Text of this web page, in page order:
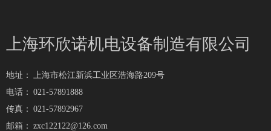
地址： 上海市松江新浜工业区浩海路209号
电话： 021-57891888
传真： 021-57892967
邮箱： zxc122122@126.com
上海环欣诺机电设备制造有限公司